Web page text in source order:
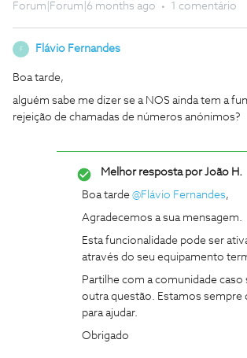
Forum|Forum|6 months ago 1 comentário
F Flávio Fernandes
Boa tarde,
alguém sabe me dizer se a NOS ainda tem a
rejeição de chamadas de números anónimos?
Melhor resposta porJoão H.
Boa tarde ​ @Flávio Fernandes,
Agradecemos a sua mensagem.
Esta funcionalidade pode ser
através do seu equipamento
Partilhe com a comunidade caso
outra questão. Estamos sempre
para ajudar.
Obrigado